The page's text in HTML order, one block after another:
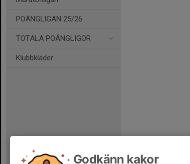
POÄNGLIGAN 25/26
TOTALA POÄNGLIGOR
Klubbkläder
Godkänn kakor